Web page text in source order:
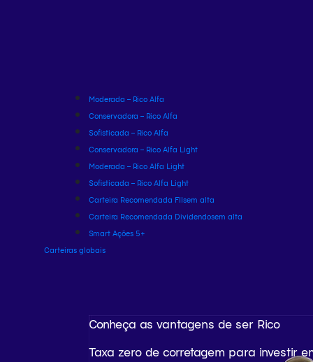
Moderada – Rico Alfa
Conservadora – Rico Alfa
Sofisticada – Rico Alfa
Conservadora – Rico Alfa Light
Moderada – Rico Alfa Light
Sofisticada – Rico Alfa Light
Carteira Recomendada FIIsem alta
Carteira Recomendada Dividendosem alta
Smart Ações 5+
Carteiras globais
Conheça as vantagens de ser Rico
Taxa zero de corretagem para investir